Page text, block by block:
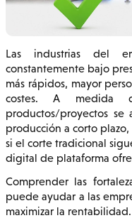
Las industrias del
constantemente bajo
más rápidos, mayor
costes. A
productos/proyectos
producción a corto
si el corte tradicional
digital de plataforma
Comprender las
puede ayudar a las
maximizar la rentabilidad.